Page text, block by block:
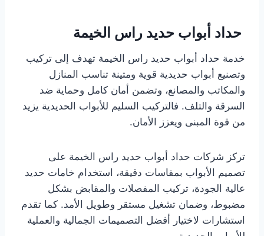
حداد أبواب حديد راس الخيمة
خدمة حداد أبواب حديد راس الخيمة تهدف إلى تركيب
وتصنيع أبواب حديدية قوية ومتينة تناسب المنازل
والمكاتب والمصانع، وتضمن أمان كامل وحماية ضد
السرقة والتلف. فالتركيب السليم للأبواب الحديدية يزيد
من قوة المبنى ويعزز الأمان.
تركز شركات حداد أبواب حديد راس الخيمة على
تصميم الأبواب بمقاسات دقيقة، استخدام خامات حديد
عالية الجودة، تركيب المفصلات والمقابض بشكل
مضبوط، وضمان تشغيل مستقر وطويل الأمد. كما تقدم
استشارات لاختيار أفضل التصميمات الجمالية والعملية